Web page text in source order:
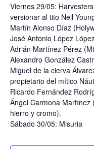
Viernes 29/05:
versionar al tito Neil
Martín Alonso Díaz
José Antonio López
Adrián Martínez Pérez
Alexandro González
Miguel de la cierva
propietario del mítico
Ricardo Fernández
Ángel Carmona Martínez
hierro y cromo).
Sábado 30/05: Misuria